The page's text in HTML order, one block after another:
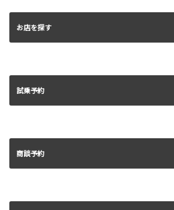
お店を探す
試乗予約
商談予約